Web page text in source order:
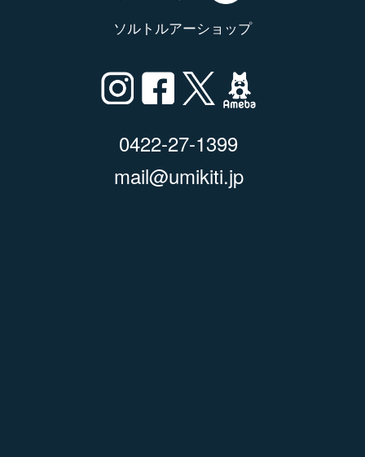
ソルトルアーショップ
0422-27-1399
mail@umikiti.jp